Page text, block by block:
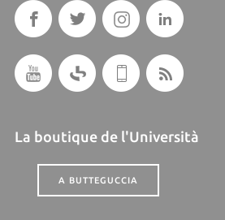
La boutique de l'Università
A BUTTEGUCCIA